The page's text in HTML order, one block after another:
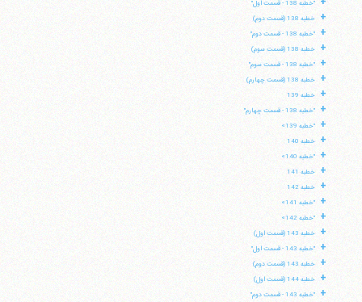
"خطبه 138 - قسمت اول"
+ خطبه 138 (قسمت دوم)
+ "خطبه 138 - قسمت دوم"
+ خطبه 138 (قسمت سوم)
+ "خطبه 138 - قسمت سوم"
+ خطبه 138 (قسمت چهارم)
+ خطبه 139
+ "خطبه 138 - قسمت چهارم"
+ "خطبه 139»
+ خطبه 140
+ "خطبه 140»
+ خطبه 141
+ خطبه 142
+ "خطبه 141»
+ "خطبه 142»
+ خطبه 143 (قسمت اول)
+ "خطبه 143 - قسمت اول"
+ خطبه 143 (قسمت دوم)
+ خطبه 144 (قسمت اول)
+ "خطبه 143 - قسمت دوم"